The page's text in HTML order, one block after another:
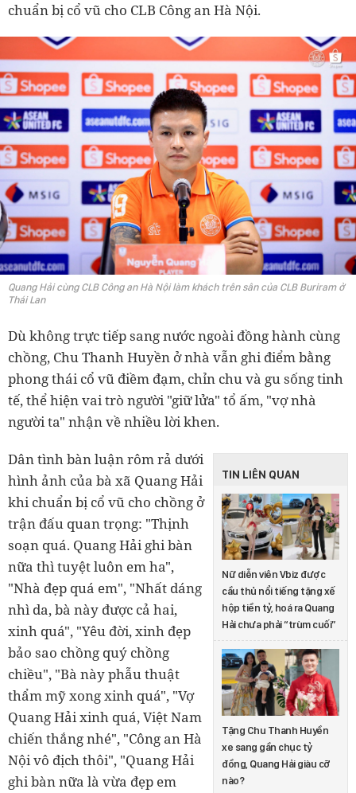
chuẩn bị cổ vũ cho CLB Công an Hà Nội.
Quang Hải cùng CLB Công an Hà Nội làm khách trên sân của CLB Buriram ở
Thái Lan
Dù không trực tiếp sang nước ngoài đồng hành cùng
chồng, Chu Thanh Huyền ở nhà vẫn ghi điểm bằng
phong thái cổ vũ điềm đạm, chỉn chu và gu sống tinh
tế, thể hiện vai trò người "giữ lửa" tổ ấm, "vợ nhà
người ta" nhận về nhiều lời khen.
TIN LIÊN QUAN
Nữ diễn viên Vbiz được
cầu thủ nổi tiếng tặng xế
hộp tiền tỷ, hoá ra Quang
Hải chưa phải “trùm cuối”
Tặng Chu Thanh Huyền
xe sang gần chục tỷ
đồng, Quang Hải giàu cỡ
nào?
Dân tình bàn luận rôm rả dưới
hình ảnh của bà xã Quang Hải
khi chuẩn bị cổ vũ cho chồng ở
trận đấu quan trọng: "Thịnh
soạn quá. Quang Hải ghi bàn
nữa thì tuyệt luôn em ha",
"Nhà đẹp quá em", "Nhất dáng
nhì da, bà này được cả hai,
xinh quá", "Yêu đời, xinh đẹp
bảo sao chồng quý chồng
chiều", "Bà này phẫu thuật
thẩm mỹ xong xinh quá", "Vợ
Quang Hải xinh quá, Việt Nam
chiến thắng nhé", "Công an Hà
Nội vô địch thôi", "Quang Hải
ghi bàn nữa là vừa đẹp em